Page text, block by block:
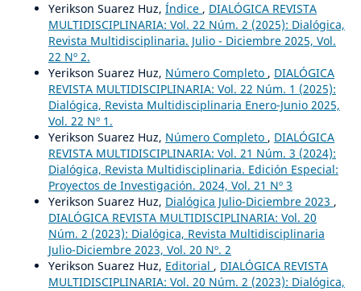
Yerikson Suarez Huz, Índice , DIALÓGICA REVISTA
MULTIDISCIPLINARIA: Vol. 22 Núm. 2 (2025): Dialógica,
Revista Multidisciplinaria. Julio - Diciembre 2025, Vol.
22 Nº 2.
Yerikson Suarez Huz, Número Completo , DIALÓGICA
REVISTA MULTIDISCIPLINARIA: Vol. 22 Núm. 1 (2025):
Dialógica, Revista Multidisciplinaria Enero-Junio 2025,
Vol. 22 Nº 1.
Yerikson Suarez Huz, Número Completo , DIALÓGICA
REVISTA MULTIDISCIPLINARIA: Vol. 21 Núm. 3 (2024):
Dialógica, Revista Multidisciplinaria. Edición Especial:
Proyectos de Investigación. 2024, Vol. 21 Nº 3
Yerikson Suarez Huz, Dialógica Julio-Diciembre 2023 ,
DIALÓGICA REVISTA MULTIDISCIPLINARIA: Vol. 20
Núm. 2 (2023): Dialógica, Revista Multidisciplinaria
Julio-Diciembre 2023, Vol. 20 Nº. 2
Yerikson Suarez Huz, Editorial , DIALÓGICA REVISTA
MULTIDISCIPLINARIA: Vol. 20 Núm. 2 (2023): Dialógica,